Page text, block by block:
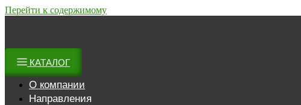
Перейти к содержимому
КАТАЛОГ
О компании
Направления